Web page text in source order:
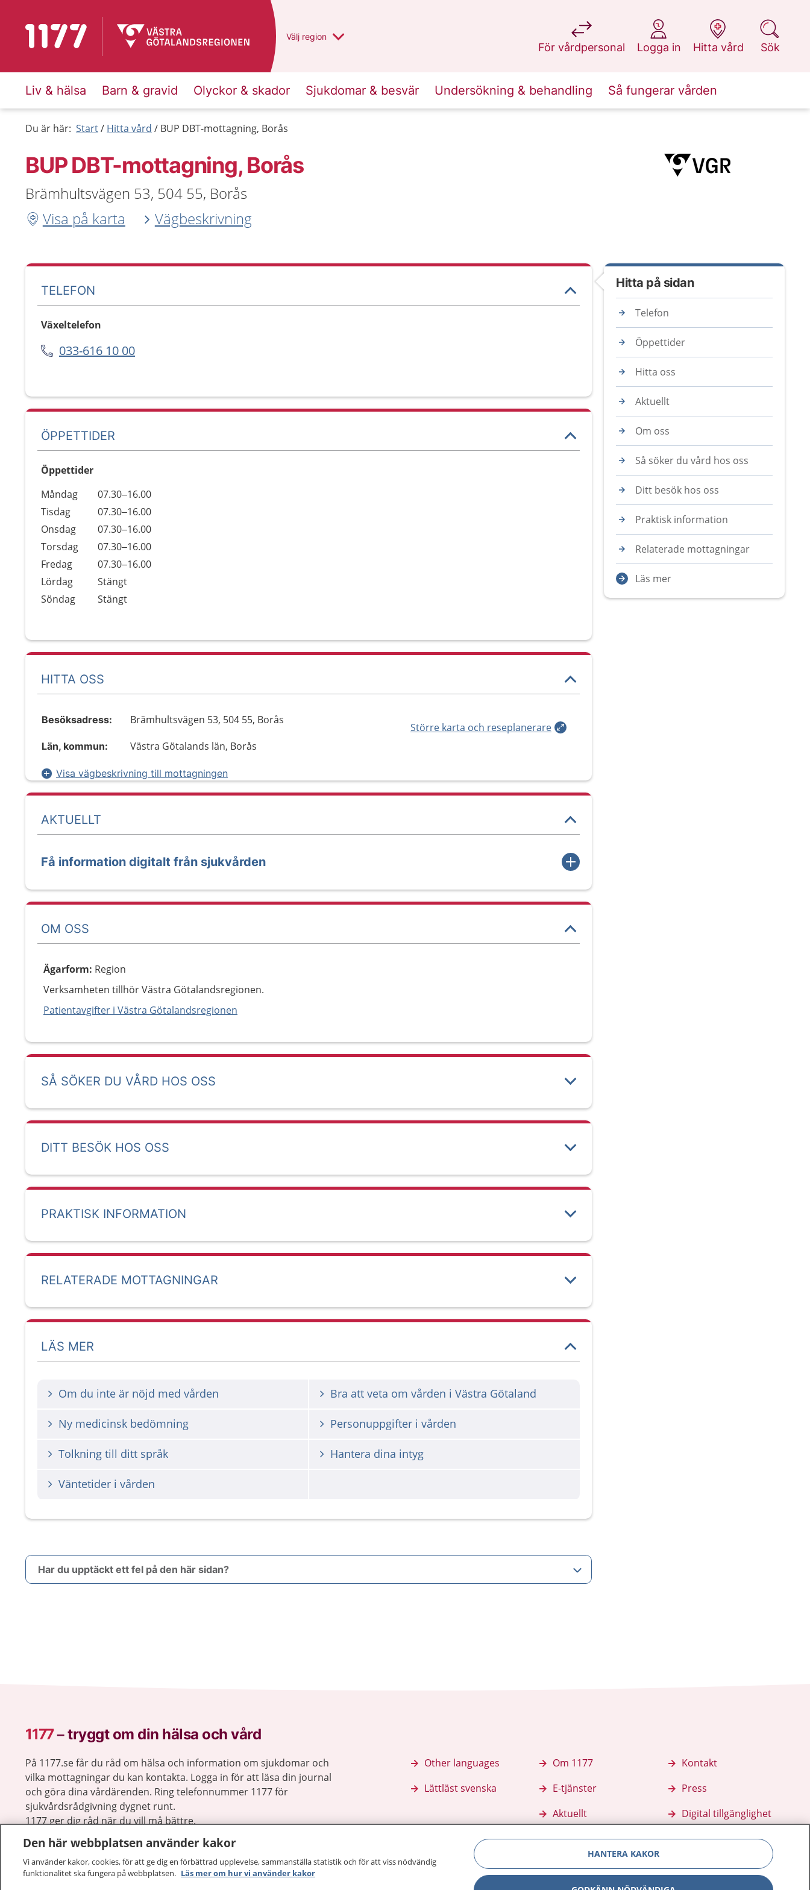
Till startsidan för 1177 Du har valt region
Välj en annan
region
För vårdpersonal
på 1177.se
Logga in
på 1177.se
Hitta vård
på 1177.se
Sök
på 1177.se
Liv & hälsa Barn & gravid Olyckor & skador Sjukdomar & besvär Undersökning & behandling Så fungerar vården
Du är här: Start Hitta vård BUP DBT-mottagning, Borås
BUP DBT-mottagning, Borås
Brämhultsvägen 53, 504 55, Borås
Visa på karta
Vägbeskrivning
TELEFON
Växeltelefon
033-616 10 00
ÖPPETTIDER
Öppettider
Dag
Öppettider
Kommentarer
Måndag
07.30–16.00
Tisdag
07.30–16.00
Onsdag
07.30–16.00
Torsdag
07.30–16.00
Fredag
07.30–16.00
Lördag
Stängt
Söndag
Stängt
HITTA OSS
Större karta och reseplanerare
Besöksadress: Brämhultsvägen 53, 504 55, Borås
Län, kommun: Västra Götalands län, Borås
Visa vägbeskrivning till mottagningen
AKTUELLT
Få information digitalt från sjukvården
OM OSS
Ägarform: Region
Verksamheten tillhör Västra Götalandsregionen.
Patientavgifter i Västra Götalandsregionen
SÅ SÖKER DU VÅRD HOS OSS
DITT BESÖK HOS OSS
PRAKTISK INFORMATION
RELATERADE MOTTAGNINGAR
LÄS MER
Om du inte är nöjd med vården Bra att veta om vården i Västra Götaland
Ny medicinsk bedömning Personuppgifter i vården
Tolkning till ditt språk Hantera dina intyg
Väntetider i vården
Har du upptäckt ett fel på den här sidan?
Hitta på sidan
Telefon
Öppettider
Hitta oss
Aktuellt
Om oss
Så söker du vård hos oss
Ditt besök hos oss
Praktisk information
Relaterade mottagningar
Läs mer
1177–tryggt om din hälsa och vård
På 1177.se får du råd om hälsa och information om sjukdomar och
vilka mottagningar du kan kontakta. Logga in för att läsa din journal
och göra dina vårdärenden. Ring telefonnummer 1177 för
sjukvårdsrådgivning dygnet runt.
1177 ger dig råd när du vill må bättre.
Other languages
Lättläst svenska
Om 1177
E-tjänster
Aktuellt
Kontakt
Press
Digital tillgänglighet
Den här webbplatsen använder kakor
Vi använder kakor, cookies, för att ge dig en förbättrad upplevelse, sammanställa statistik och för att viss nödvändig
funktionalitet ska fungera på webbplatsen. Läs mer om hur vi använder kakor
HANTERA KAKOR